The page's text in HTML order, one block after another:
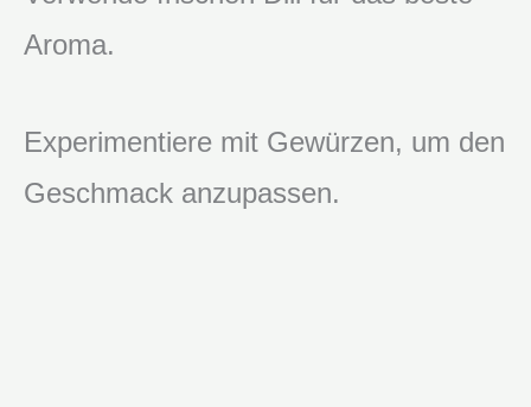
Aroma.
Experimentiere mit Gewürzen, um den
Geschmack anzupassen.